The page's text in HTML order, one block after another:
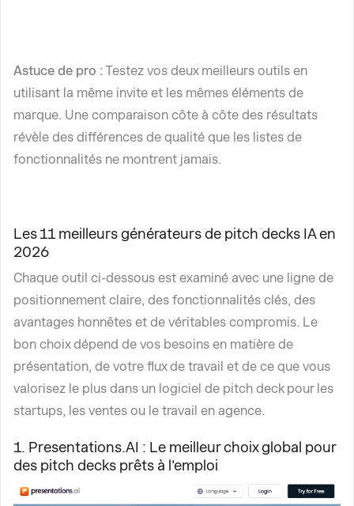
Astuce de pro :Testez vos deux meilleurs outils en
utilisant la même invite et les mêmes éléments de
marque. Une comparaison côte à côte des résultats
révèle des différences de qualité que les listes de
fonctionnalités ne montrent jamais.
Les 11 meilleurs générateurs de pitch decks IA en
2026
Chaque outil ci-dessous est examiné avec une ligne de
positionnement claire, des fonctionnalités clés, des
avantages honnêtes et de véritables compromis. Le
bon choix dépend de vos besoins en matière de
présentation, de votre flux de travail et de ce que vous
valorisez le plus dans un logiciel de pitch deck pour les
startups, les ventes ou le travail en agence.
1. Presentations.AI : Le meilleur choix global pour
des pitch decks prêts à l'emploi